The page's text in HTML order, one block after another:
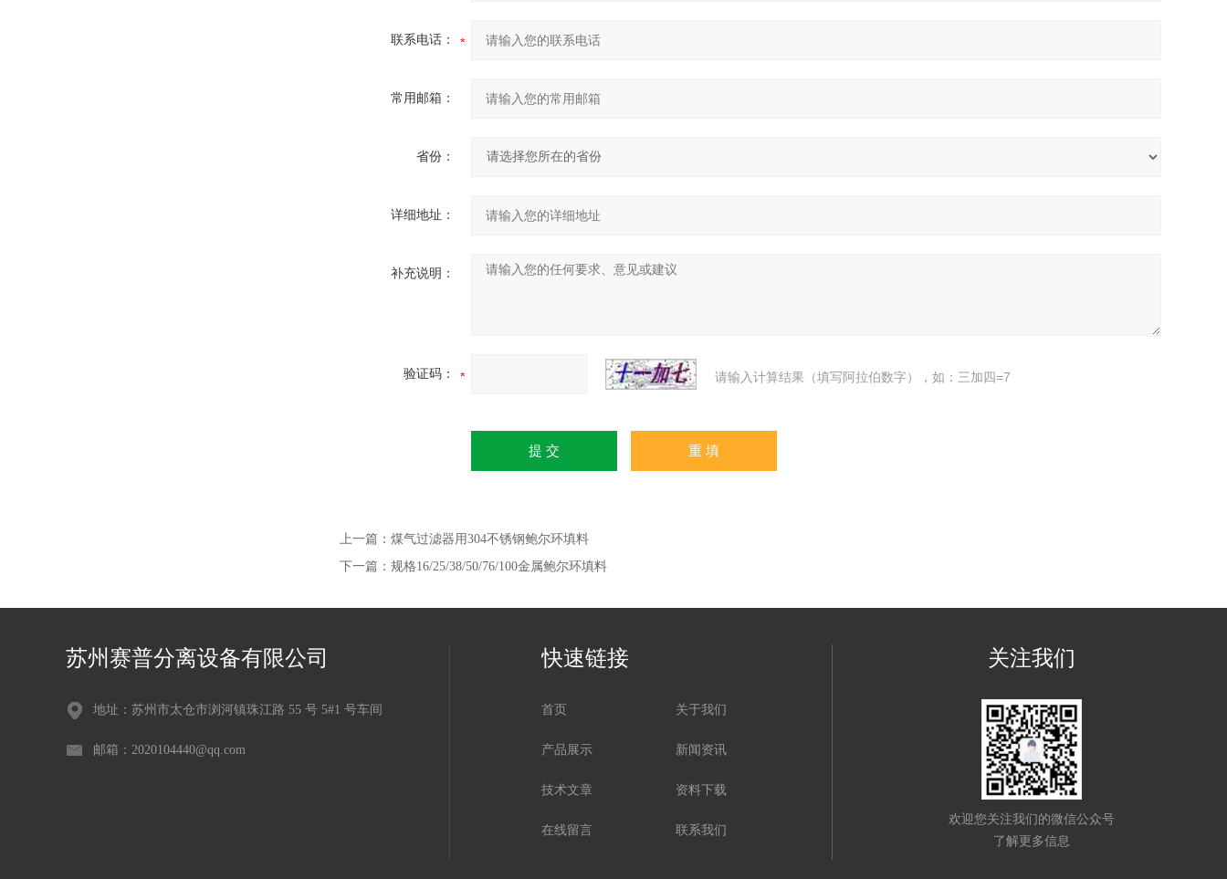
联系电话：
常用邮箱：
省份：
详细地址：
补充说明：
验证码： 请输入计算结果（填写阿拉伯数字），如：三加四=7
上一篇： 煤气过滤器用304不锈钢鲍尔环填料
下一篇： 规格16/25/38/50/76/100金属鲍尔环填料
苏州赛普分离设备有限公司
地址：苏州市太仓市浏河镇珠江路 55 号 5#1 号车间
邮箱：2020104440@qq.com
快速链接
首页 关于我们
产品展示 新闻资讯
技术文章 资料下载
在线留言 联系我们
关注我们
欢迎您关注我们的微信公众号
了解更多信息